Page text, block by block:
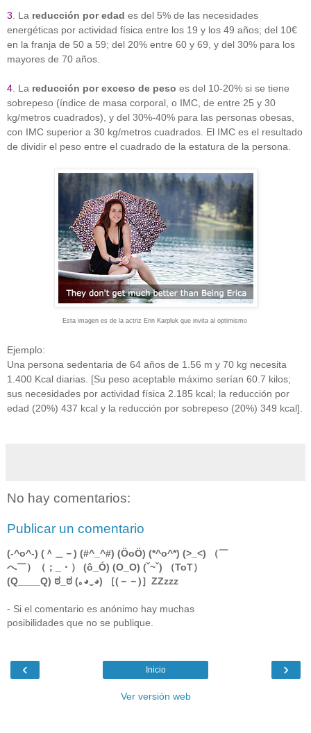
3 . La reducción por edad es del 5% de las necesidades
energéticas por actividad física entre los 19 y los 49 años; del 10€
en la franja de 50 a 59; del 20% entre 60 y 69, y del 30% para los
mayores de 70 años.
4 . La reducción por exceso de peso es del 10-20% si se tiene
sobrepeso (índice de masa corporal, o IMC, de entre 25 y 30
kg/metros cuadrados), y del 30%-40% para las personas obesas,
con IMC superior a 30 kg/metros cuadrados. El IMC es el resultado
de dividir el peso entre el cuadrado de la estatura de la persona.
Esta imagen es de la actriz Erin Karpluk que invita al optimismo
Ejemplo:
Una persona sedentaria de 64 años de 1.56 m y 70 kg necesita
1.400 Kcal diarias. [Su peso aceptable máximo serían 60.7 kilos;
sus necesidades por actividad física 2.185 kcal; la reducción por
edad (20%) 437 kcal y la reducción por sobrepeso (20%) 349 kcal].
No hay comentarios:
Publicar un comentario
(-^o^-) (＾＿－) (#^_^#) (ÖoÖ) (*^o^*) (>_<) （￣
へ￣）（；_・） (ô_Ó) (O_O) (ˇ~ˇ) （ToT）
(Q____Q) ಠ_ಠ (｡◕‿◕) ［(－－)］ZZzzz
- Si el comentario es anónimo hay muchas
posibilidades que no se publique.
‹ ›
Inicio
Ver versión web